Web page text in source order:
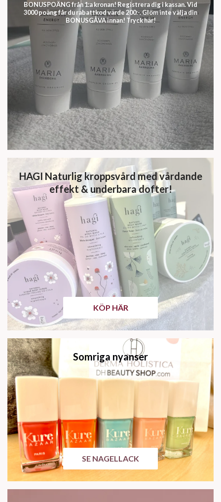
BONUSPOÄNG från 1:a kronan! Registrera dig i kassan. Vid
3000 poäng får du rabattkod värde 200:-. Glöm inte välja din
BONUSGÅVA innan! Tryck här!
HAGI Naturlig kroppsvård med vårdande
effekt & underbara dofter!
KÖP HÄR
Somriga nyanser
SE NAGELLACK